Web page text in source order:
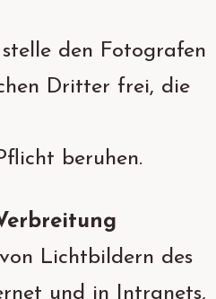
den Fotografen
Dritter frei, die
beruhen.
Lichtbildern des
und in Intranets,